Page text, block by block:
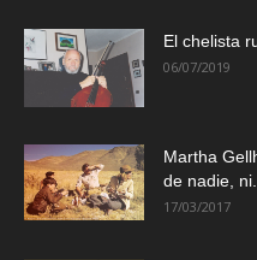
El chelista
06/07/2019
Martha
de nadie, ni...
17/03/2017